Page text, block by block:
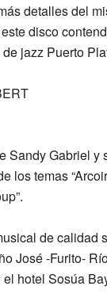
detalles del
disco
jazz Puerto
Sandy Gabriel
los temas
de calidad
José -Furito-
hotel Sosúa